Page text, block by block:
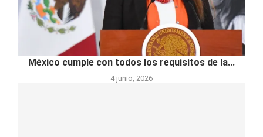
México cumple con todos los requisitos de la...
4 junio, 2026